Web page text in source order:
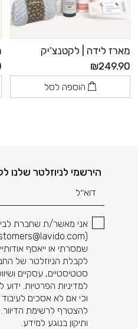
מארז לידה | לקטנצ’יק
₪249.90
הוספה לסל
הירשמי לניוזלטר שלנו
דוא׳׳ל
אני מאשר/ת שחברת
(
שמסרתי או ייאסף
לקבלת הניוזלטר של
סטטיסטיים, עסקיים
למדיניות הפרטיות. ידוע
וכי אם לא אסכים
להצטרף לרשימת הדיוור.
ותיקון בנוגע למידע.